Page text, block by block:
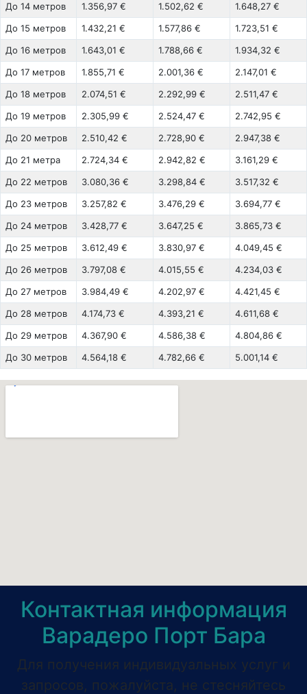
До 14 метров
1.356,97 € 1.502,62 €
1.648,27 €
До 15 метров
1.432,21 € 1.577,86 €
1.723,51 €
До 16 метров
1.643,01 € 1.788,66 €
1.934,32 €
До 17 метров
1.855,71 € 2.001,36 €
2.147,01 €
До 18 метров
2.074,51 € 2.292,99 €
2.511,47 €
До 19 метров
2.305,99 € 2.524,47 €
2.742,95 €
До 20 метров
2.510,42 € 2.728,90 €
2.947,38 €
До 21 метра
2.724,34 € 2.942,82 €
3.161,29 €
До 22 метров
3.080,36 € 3.298,84 €
3.517,32 €
До 23 метров
3.257,82 € 3.476,29 €
3.694,77 €
До 24 метров
3.428,77 € 3.647,25 €
3.865,73 €
До 25 метров
3.612,49 € 3.830,97 €
4.049,45 €
До 26 метров
3.797,08 € 4.015,55 €
4.234,03 €
До 27 метров
3.984,49 € 4.202,97 €
4.421,45 €
До 28 метров
4.174,73 € 4.393,21 €
4.611,68 €
До 29 метров
4.367,90 € 4.586,38 €
4.804,86 €
До 30 метров
4.564,18 € 4.782,66 € 5.001,14 €
Контактная информация
Варадеро Порт Бара
Для получения индивидуальных услуг и
запросов, пожалуйста, не стесняйтесь